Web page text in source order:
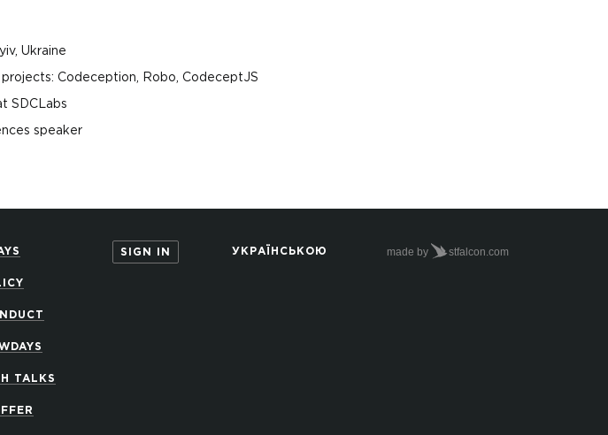
Ukraine
Codeception, Robo, CodeceptJS
SDCLabs
speaker
TALKS
SIGN IN УКРАЇНСЬКОЮ made by stfalcon.com